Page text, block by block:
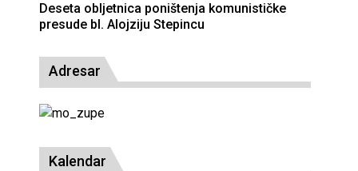
Deseta obljetnica poništenja komunističke
presude bl. Alojziju Stepincu
Adresar
Kalendar